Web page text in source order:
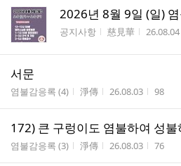
2026년 8월 9일 (일)
게시판명
공지사항 작성자
慈見華 작성시간
26.08.04
서문
게시판명
염불감응록 (4) 작성자
淨傳 작성시간
26.08.03 조회수
98
172) 큰 구렁이도 염불하여 성
게시판명
염불감응록 (3) 작성자
淨傳 작성시간
26.08.03 조회수
76